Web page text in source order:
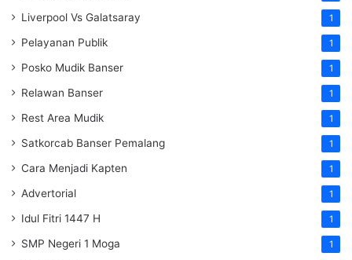
Liverpool Vs Galatsaray 1
Pelayanan Publik 1
Posko Mudik Banser 1
Relawan Banser 1
Rest Area Mudik 1
Satkorcab Banser Pemalang 1
Cara Menjadi Kapten 1
Advertorial 1
Idul Fitri 1447 H 1
SMP Negeri 1 Moga 1